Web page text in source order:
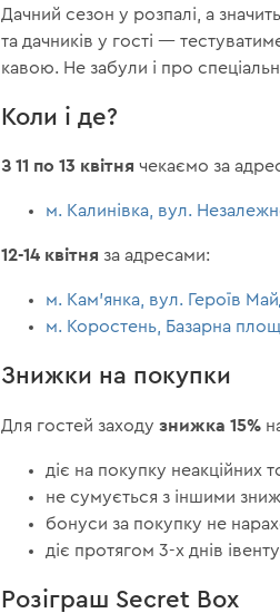
Дачний сезон у розпалі, а
та дачників у гості —
кавою. Не забули і про
Коли і де?
З 11 по 13 квітня чекаємо за
м. Калинівка, вул.
12-14 квітня за адресами:
м. Кам'янка, вул. Героїв
м. Коростень, Базарна
Знижки на покупки
Для гостей заходузнижка 15%
діє на покупку неакційних
не сумується з іншими
бонуси за покупку не
діє протягом 3-х днів
Розіграш Secret Box